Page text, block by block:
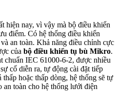
hiện nay, vì vậy mà bộ điều khiển
điểm. Có hệ thống điều khiển
an toàn. Khả năng điều chỉnh cực
của bộ điều khiển tụ bù Mikro.
chuẩn IEC 61000-6-2, được nhiều
cố diễn ra, tự động cài đặt tiếp
hoặc thấp dòng, hệ thống sẽ tự
an toàn cho hệ thống lưới điện